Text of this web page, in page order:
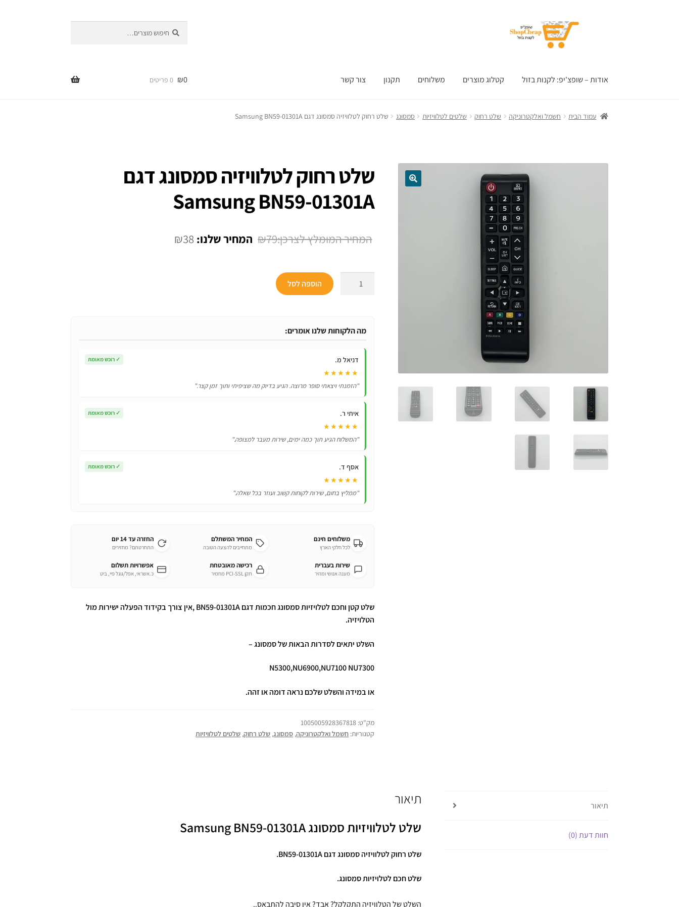
עבור:
אודות – שופצ'יפ: לקנות בזול קטלוג מוצרים משלוחים תקנון צור קשר ₪0 0 פריטים
עמוד הבית חשמל ואלקטרוניקה שלט רחוק שלטים לטלוויזיות סמסונג שלט רחוק לטלוויזיה סמסונג דגם Samsung BN59-01301A
שלט רחוק לטלוויזיה סמסונג דגם
Samsung BN59-01301A
₪79
המחיר
₪38 המחיר
כמות
לטלוויזיה
דגם
01301A
הוספה לסל
מה הלקוחות שלנו אומרים:
דניאל מ. ✓ רוכש מאומת
★★★★★
"הזמנתי ויצאתי סופר מרוצה. הגיע בדיוק מה שציפיתי ותוך זמן קצר."
איתי ר. ✓ רוכש מאומת
★★★★★
"המשלוח הגיע תוך כמה ימים, שירות מעבר למצופה."
אסף ד. ✓ רוכש מאומת
★★★★★
"ממליץ בחום, שירות לקוחות קשוב ועוזר בכל שאלה."
משלוחים חינם
לכל חלקי הארץ
המחיר המשתלם
מתחייבים להצעה הטובה
החזרה עד 14 יום
התחרטתם? מחזירים
שירות בעברית
מענה אנושי ומהיר
רכישה מאובטחת
תקן PCI-SSL מחמיר
אפשרויות תשלום
כ.אשראי, אפל/גוגל פיי, ביט
שלט קטן וחכם לטלויזיות סמסונג חכמות דגם BN59-01301A ,אין צורך בקידוד הפעלה ישירות מול
הטלויזיה.
השלט יתאים לסדרות הבאות של סמסונג –
N5300,NU6900,NU7100 NU7300
או במידה והשלט שלכם נראה דומה או זהה.
מק"ט: 1005005928367818
קטגוריות: חשמל ואלקטרוניקה, סמסונג, שלט רחוק, שלטים לטלוויזיות
תיאור
חוות דעת (0)
תיאור
שלט לטלוויזיות סמסונג Samsung BN59-01301A
שלט רחוק לטלוויזיהסמסונגדגם BN59-01301A .
שלט חכם לטלויזיות סמסונג.
השלט של הטלוויזיה התקלקל? אבד? אין סיבה להתבאס..